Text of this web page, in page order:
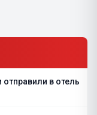
отправили в отель